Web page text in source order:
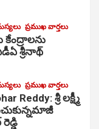
ప్రముఖ వార్తలు
కేంద్రాల‌ను
శ్రీనాథ్
ప్రముఖ వార్తలు
Reddy: శ్రీ లక్ష్మీ